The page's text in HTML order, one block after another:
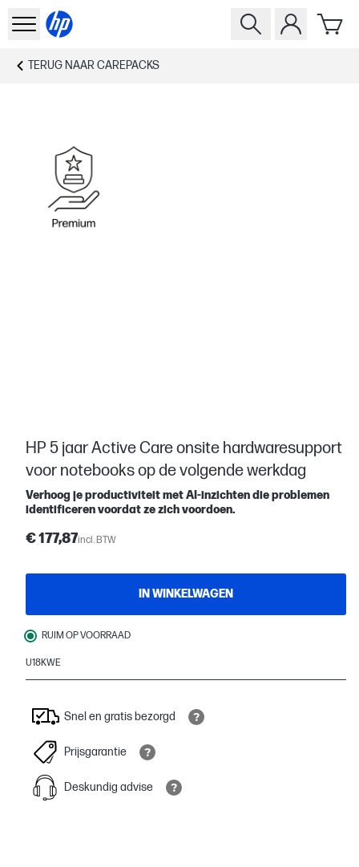
TERUG NAAR CAREPACKS
HP 5 jaar Active Care onsite hardwaresupport
voor notebooks op de volgende werkdag
Verhoog je productiviteit met AI-inzichten die problemen
identificeren voordat ze zich voordoen.
€ 177,87incl. BTW
IN WINKELWAGEN
RUIM OP VOORRAAD
U18KWE
Snel en gratis bezorgd
Prijsgarantie
Deskundig advise